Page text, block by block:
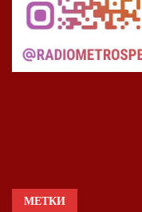
МЕТКИ